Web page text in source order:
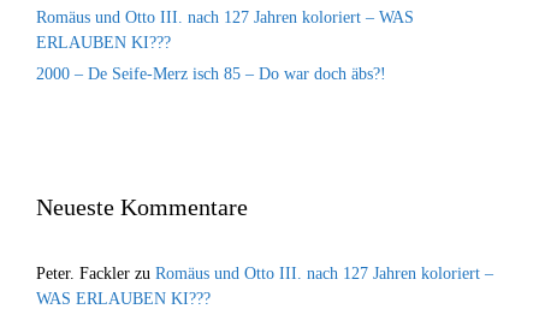
Romäus und Otto III. nach 127 Jahren koloriert – WAS
ERLAUBEN KI???
2000 – De Seife-Merz isch 85 – Do war doch äbs?!
Neueste Kommentare
Peter. Fackler zu Romäus und Otto III. nach 127 Jahren koloriert –
WAS ERLAUBEN KI???